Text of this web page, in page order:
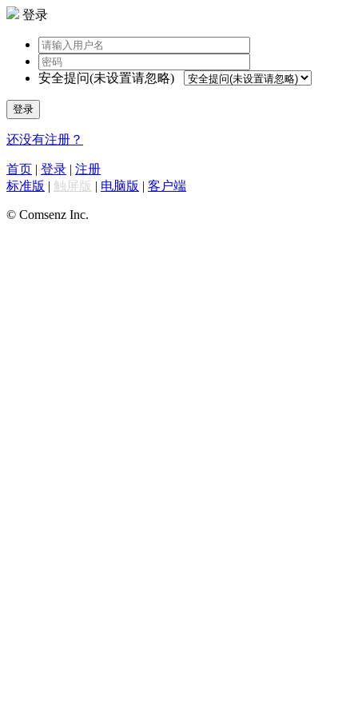
登录
安全提问(未设置请忽略)
登录
还没有注册？
首页 | 登录 | 注册
标准版 | 触屏版 | 电脑版 | 客户端
© Comsenz Inc.